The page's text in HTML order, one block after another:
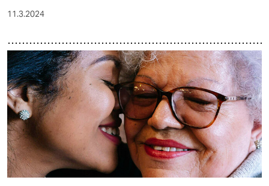
11.3.2024